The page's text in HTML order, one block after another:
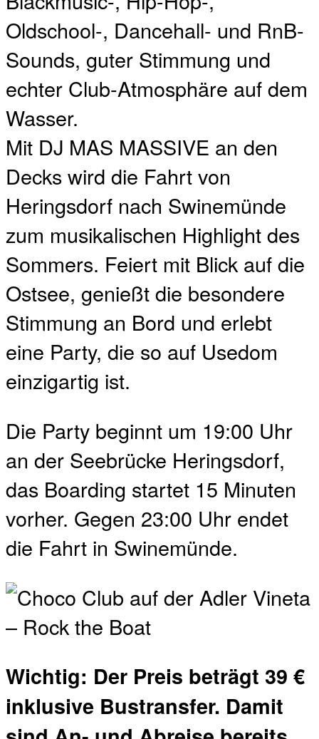
Oldschool-, Dancehall- und RnB-
Sounds, guter Stimmung und
echter Club-Atmosphäre auf dem
Wasser.
Mit DJ MAS MASSIVE an den
Decks wird die Fahrt von
Heringsdorf nach Swinemünde
zum musikalischen Highlight des
Sommers. Feiert mit Blick auf die
Ostsee, genießt die besondere
Stimmung an Bord und erlebt
eine Party, die so auf Usedom
einzigartig ist.
Die Party beginnt um 19:00 Uhr
an der Seebrücke Heringsdorf,
das Boarding startet 15 Minuten
vorher. Gegen 23:00 Uhr endet
die Fahrt in Swinemünde.
Wichtig: Der Preis beträgt 39 €
inklusive Bustransfer. Damit